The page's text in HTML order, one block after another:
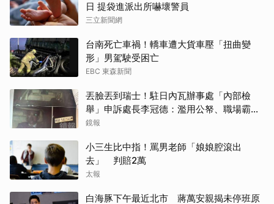
日 提袋進派出所嚇壞警員
三立新聞網
台南死亡車禍！轎車遭大貨車壓「扭曲變
形」男駕駛受困亡
EBC 東森新聞
丟臉丟到瑞士！駐日內瓦辦事處「內部檢
舉」申訴處長李冠德：濫用公帑、職場霸
凌、超速仔拒繳罰單 外交部要查了
鏡報
小三生比中指！罵男老師「娘娘腔滾出
去」 判賠2萬
太報
白海豚下午最近北市 蔣萬安親揭未停班原
取消